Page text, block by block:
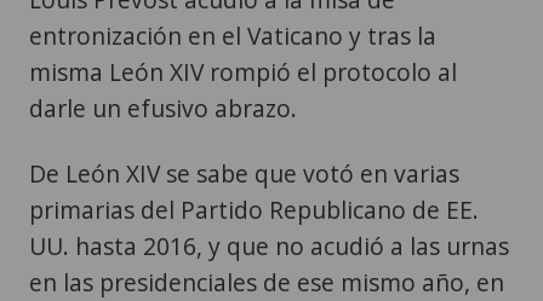
entronización en el Vaticano y tras la
misma León XIV rompió el protocolo al
darle un efusivo abrazo.
De León XIV se sabe que votó en varias
primarias del Partido Republicano de EE.
UU. hasta 2016, y que no acudió a las urnas
en las presidenciales de ese mismo año, en